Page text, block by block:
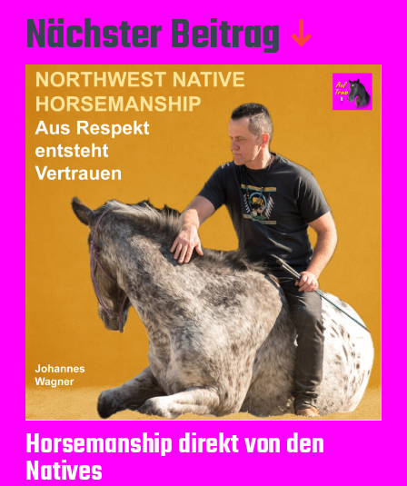
Nächster Beitrag
Horsemanship direkt von den
Natives